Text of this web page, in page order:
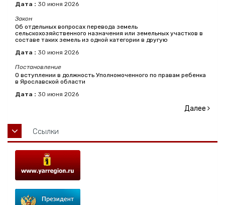
Дата : 30 июня 2026
Закон
Об отдельных вопросах перевода земель
сельскохозяйственного назначения или земельных участков в
составе таких земель из одной категории в другую
Дата : 30 июня 2026
Постановление
О вступлении в должность Уполномоченного по правам ребенка
в Ярославской области
Дата : 30 июня 2026
Далее
Ссылки